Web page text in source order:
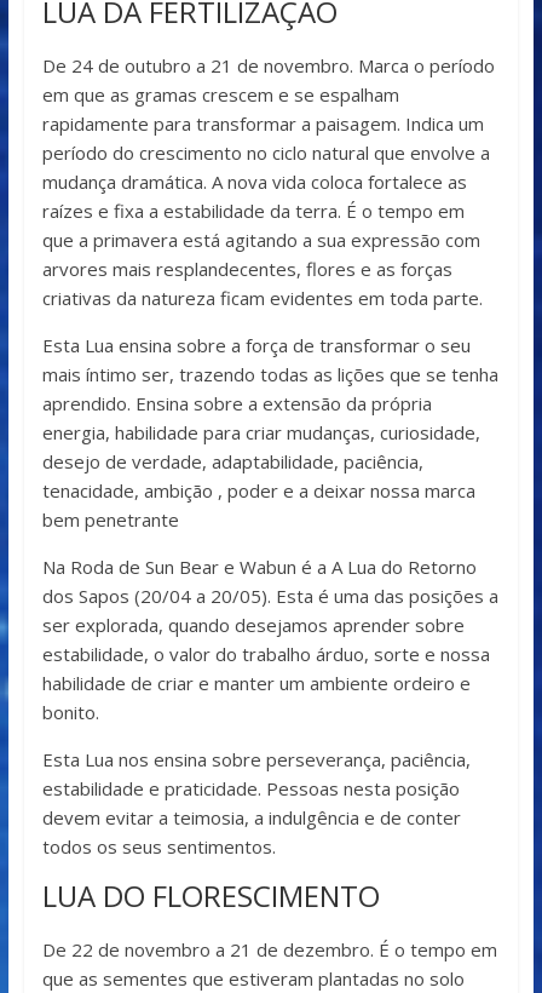
LUA DA FERTILIZAÇÃO
De 24 de outubro a 21 de novembro. Marca o período
em que as gramas crescem e se espalham
rapidamente para transformar a paisagem. Indica um
período do crescimento no ciclo natural que envolve a
mudança dramática. A nova vida coloca fortalece as
raízes e fixa a estabilidade da terra. É o tempo em
que a primavera está agitando a sua expressão com
arvores mais resplandecentes, flores e as forças
criativas da natureza ficam evidentes em toda parte.
Esta Lua ensina sobre a força de transformar o seu
mais íntimo ser, trazendo todas as lições que se tenha
aprendido. Ensina sobre a extensão da própria
energia, habilidade para criar mudanças, curiosidade,
desejo de verdade, adaptabilidade, paciência,
tenacidade, ambição , poder e a deixar nossa marca
bem penetrante
Na Roda de Sun Bear e Wabun é a A Lua do Retorno
dos Sapos (20/04 a 20/05). Esta é uma das posições a
ser explorada, quando desejamos aprender sobre
estabilidade, o valor do trabalho árduo, sorte e nossa
habilidade de criar e manter um ambiente ordeiro e
bonito.
Esta Lua nos ensina sobre perseverança, paciência,
estabilidade e praticidade. Pessoas nesta posição
devem evitar a teimosia, a indulgência e de conter
todos os seus sentimentos.
LUA DO FLORESCIMENTO
De 22 de novembro a 21 de dezembro. É o tempo em
que as sementes que estiveram plantadas no solo